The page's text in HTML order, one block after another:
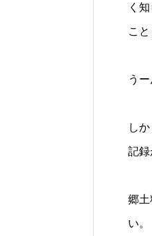
く
こ
う
し
記録
郷
い。